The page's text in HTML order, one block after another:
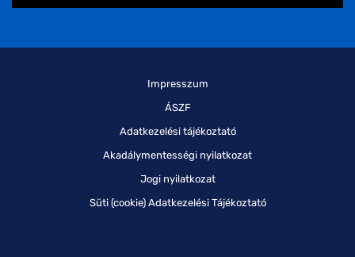
Impresszum
ÁSZF
Adatkezelési tájékoztató
Akadálymentességi nyilatkozat
Jogi nyilatkozat
Süti (cookie) Adatkezelési Tájékoztató